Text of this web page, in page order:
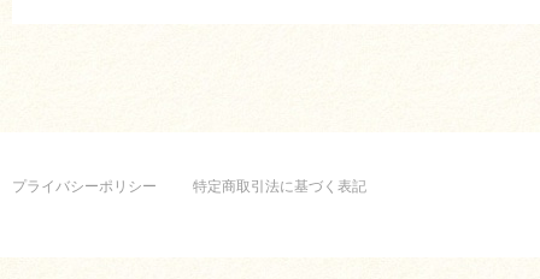
プライバシーポリシー 特定商取引法に基づく表記